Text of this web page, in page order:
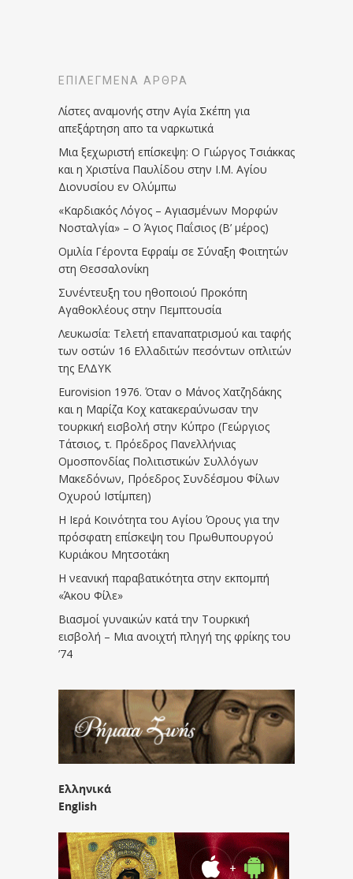
ΕΠΙΛΕΓΜΈΝΑ ΆΡΘΡΑ
Λίστες αναμονής στην Αγία Σκέπη για
απεξάρτηση απο τα ναρκωτικά
Μια ξεχωριστή επίσκεψη: Ο Γιώργος Τσιάκκας
και η Χριστίνα Παυλίδου στην Ι.Μ. Αγίου
Διονυσίου εν Ολύμπω
«Καρδιακός Λόγος – Αγιασμένων Μορφών
Νοσταλγία» – Ο Άγιος Παΐσιος (Β’ μέρος)
Ομιλία Γέροντα Εφραίμ σε Σύναξη Φοιτητών
στη Θεσσαλονίκη
Συνέντευξη του ηθοποιού Προκόπη
Αγαθοκλέους στην Πεμπτουσία
Λευκωσία: Τελετή επαναπατρισμού και ταφής
των οστών 16 Ελλαδιτών πεσόντων οπλιτών
της ΕΛΔΥΚ
Eurovision 1976. Όταν ο Μάνος Χατζηδάκης
και η Μαρίζα Κοχ κατακεραύνωσαν την
τουρκική εισβολή στην Κύπρο (Γεώργιος
Τάτσιος, τ. Πρόεδρος Πανελλήνιας
Ομοσπονδίας Πολιτιστικών Συλλόγων
Μακεδόνων, Πρόεδρος Συνδέσμου Φίλων
Οχυρού Ιστίμπεη)
Η Ιερά Κοινότητα του Αγίου Όρους για την
πρόσφατη επίσκεψη του Πρωθυπουργού
Κυριάκου Μητσοτάκη
Η νεανική παραβατικότητα στην εκπομπή
«Άκου Φίλε»
Βιασμοί γυναικών κατά την Τουρκική
εισβολή – Μια ανοιχτή πληγή της φρίκης του
’74
Ελληνικά
English